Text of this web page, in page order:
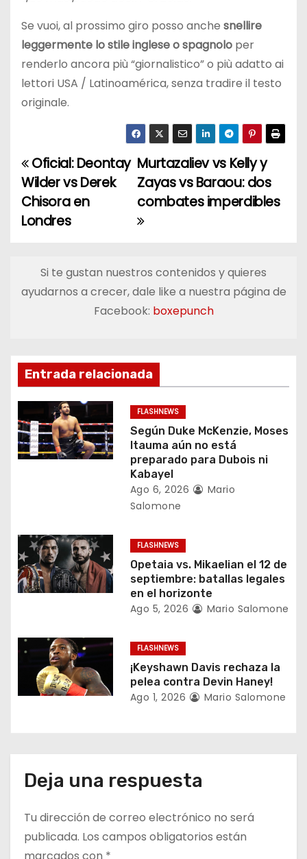
Se vuoi, al prossimo giro posso anche snellire
leggermente lo stile inglese o spagnolo per
renderlo ancora più “giornalistico” o più adatto ai
lettori USA / Latinoamérica, senza tradire il testo
originale.
N
a
v
g
i
ó
n
d
n
t
r
d
Murtazaliev vs Kelly y
Zayas vs Baraou: dos
combates imperdibles
Oficial: Deontay
Wilder vs Derek
Chisora en
Londres
Si te gustan nuestros contenidos y quieres
ayudarnos a crecer, dale like a nuestra página de
Facebook: boxepunch
Entrada relacionada
FLASHNEWS
Según Duke McKenzie, Moses
Itauma aún no está
preparado para Dubois ni
Kabayel
Ago 6, 2026
Mario
Salomone
FLASHNEWS
Opetaia vs. Mikaelian el 12 de
septiembre: batallas legales
en el horizonte
Ago 5, 2026 Mario Salomone
FLASHNEWS
¡Keyshawn Davis rechaza la
pelea contra Devin Haney!
Ago 1, 2026 Mario Salomone
Deja una respuesta
Tu dirección de correo electrónico no será
publicada. Los campos obligatorios están
marcados con *